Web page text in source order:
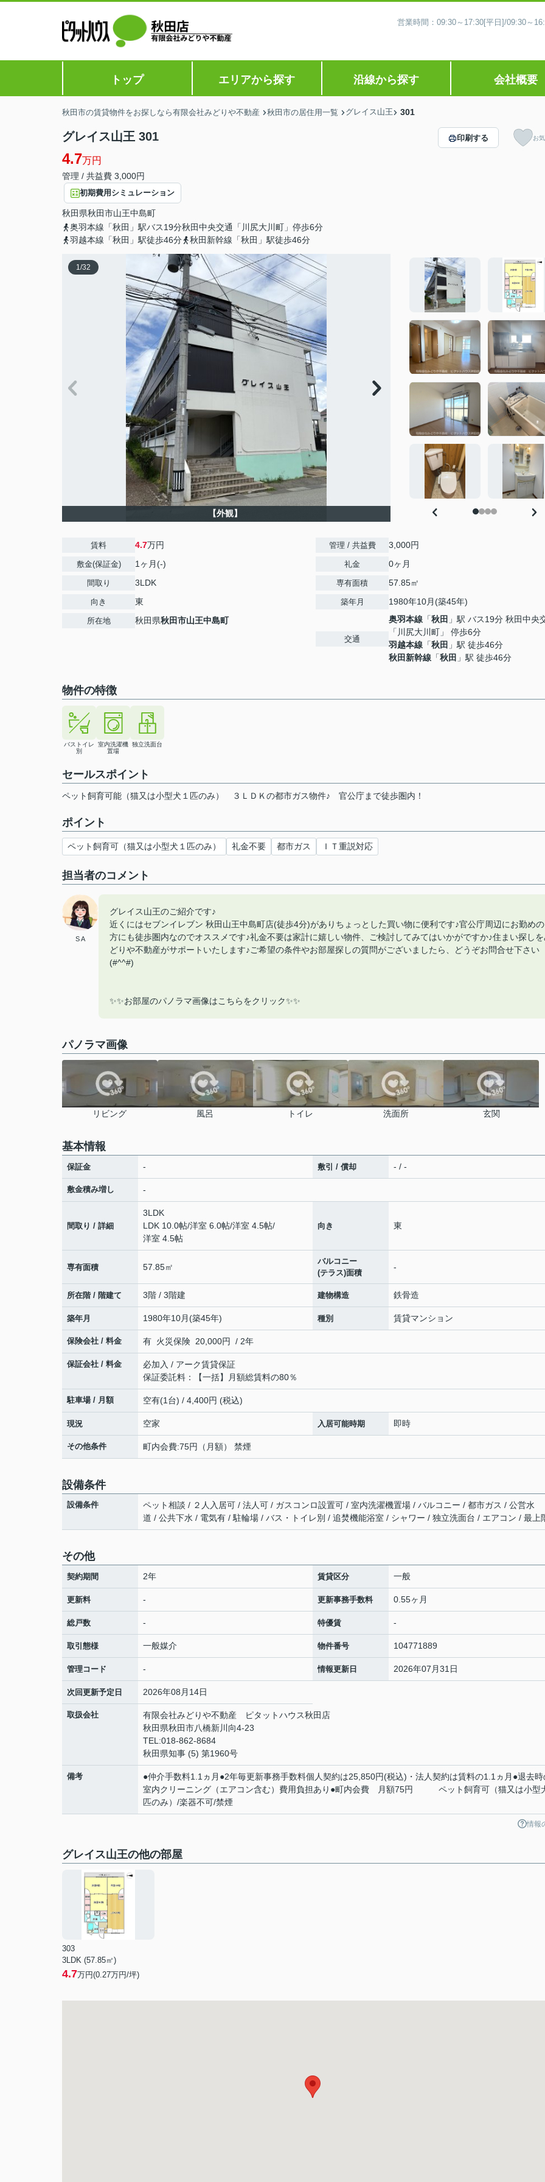
営業時間：09:30～17:30[平日]/09:30～
トップ エリアから探す 沿線から探す 会社概要
秋田市の賃貸物件をお探しなら有限会社みどりや不動産 秋田市の居住用一覧 グレイス山王 301
グレイス山王 301
4.7万円
管理 / 共益費 3,000円
初期費用シミュレーション
秋田県秋田市山王中島町
奥羽本線「秋田」駅バス19分秋田中央交通「川尻大川町」停歩6分
羽越本線「秋田」駅徒歩46分
秋田新幹線「秋田」駅徒歩46分
印刷する お
1/32
【外観】
賃料 4.7万円
敷金(保証金) 1ヶ月(-)
間取り 3LDK
向き 東
所在地 秋田県秋田市山王中島町
管理 / 共益費 3,000円
礼金 0ヶ月
専有面積 57.85㎡
築年月 1980年10月(築45年)
交通
奥羽本線 「秋田 」駅 バス19分 秋田中央
「川尻大川町」 停歩6分
羽越本線 「秋田 」駅 徒歩46分
秋田新幹線 「秋田 」駅 徒歩46分
物件の特徴
バストイレ
別
室内洗濯機
置場
独立洗面台
セールスポイント
ペット飼育可能（猫又は小型犬１匹のみ） ３ＬＤＫの都市ガス物件♪ 官公庁まで徒歩圏内！
ポイント
ペット飼育可（猫又は小型犬１匹のみ） 礼金不要 都市ガス ＩＴ重説対応
担当者のコメント
S A
グレイス山王のご紹介です♪
近くにはセブンイレブン 秋田山王中島町店(徒歩4分)がありちょっとした買い物に便利です♪官公庁周辺にお勤めの
方にも徒歩圏内なのでオススメです♪礼金不要は家計に嬉しい物件、ご検討してみてはいかがですか♪住まい探し
どりや不動産がサポートいたします♪ご希望の条件やお部屋探しの質問がございましたら、どうぞお問合せ下さい
(#^^#)
✨✨お部屋のパノラマ画像はこちらをクリック✨✨
パノラマ画像
リビング 風呂 トイレ 洗面所 玄関
基本情報
保証金 - 敷引 / 償却 - / -
敷金積み増し -
間取り / 詳細
3LDK
LDK 10.0帖/洋室 6.0帖/洋室 4.5帖/
洋室 4.5帖
向き 東
専有面積 57.85㎡
バルコニー
(テラス)面積
-
所在階 / 階建て 3階 / 3階建 建物構造 鉄骨造
築年月 1980年10月(築45年) 種別 賃貸マンション
保険会社 / 料金 有 火災保険 20,000円 / 2年
保証会社 / 料金
必加入 / アーク賃貸保証
保証委託料：【一括】月額総賃料の80％
駐車場 / 月額 空有(1台) / 4,400円 (税込)
現況 空家 入居可能時期 即時
その他条件 町内会費:75円（月額） 禁煙
設備条件
設備条件
ペット相談 / ２人入居可 / 法人可 / ガスコンロ設置可 / 室内洗濯機置場 / バルコニー / 都市ガス / 公営水
道 / 公共下水 / 電気有 / 駐輪場 / バス・トイレ別 / 追焚機能浴室 / シャワー / 独立洗面台 / エアコン / 最上
その他
契約期間 2年 賃貸区分 一般
更新料 - 更新事務手数料 0.55ヶ月
総戸数 - 特優賃 -
取引態様 一般媒介 物件番号 104771889
管理コード - 情報更新日 2026年07月31日
次回更新予定日 2026年08月14日
取扱会社
有限会社みどりや不動産 ピタットハウス秋田店
秋田県秋田市八橋新川向4-23
TEL:018-862-8684
秋田県知事 (5) 第1960号
備考
●仲介手数料1.1ヵ月●2年毎更新事務手数料個人契約は25,850円(税込)・法人契約は賃料の1.1ヵ月●退去時
室内クリーニング（エアコン含む）費用負担あり●町内会費 月額75円 ペット飼育可（猫又は小型
匹のみ）/楽器不可/禁煙
情報
グレイス山王の他の部屋
303
3LDK (57.85㎡)
4.7万円(0.27万円/坪)